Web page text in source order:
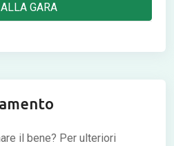
GARA
il bene? Per ulteriori